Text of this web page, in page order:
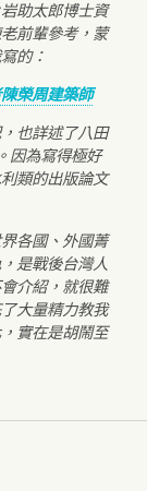
助太郎博士資
前輩參考，蒙
的：
榮周建築師
也詳述了八田
因為寫得極好
類的出版論文
各國、外國菁
是戰後台灣人
介紹，就很難
大量精力教我
實在是胡鬧至